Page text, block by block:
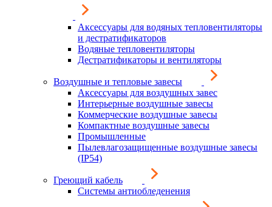
Аксессуары для водяных тепловентиляторы
и дестратификаторов
Водяные тепловентиляторы
Дестратификаторы и вентиляторы
Воздушные и тепловые завесы
Аксессуары для воздушных завес
Интерьерные воздушные завесы
Коммерческие воздушные завесы
Компактные воздушные завесы
Промышленные
Пылевлагозащищенные воздушные завесы
(IP54)
Греющий кабель
Системы антиобледенения